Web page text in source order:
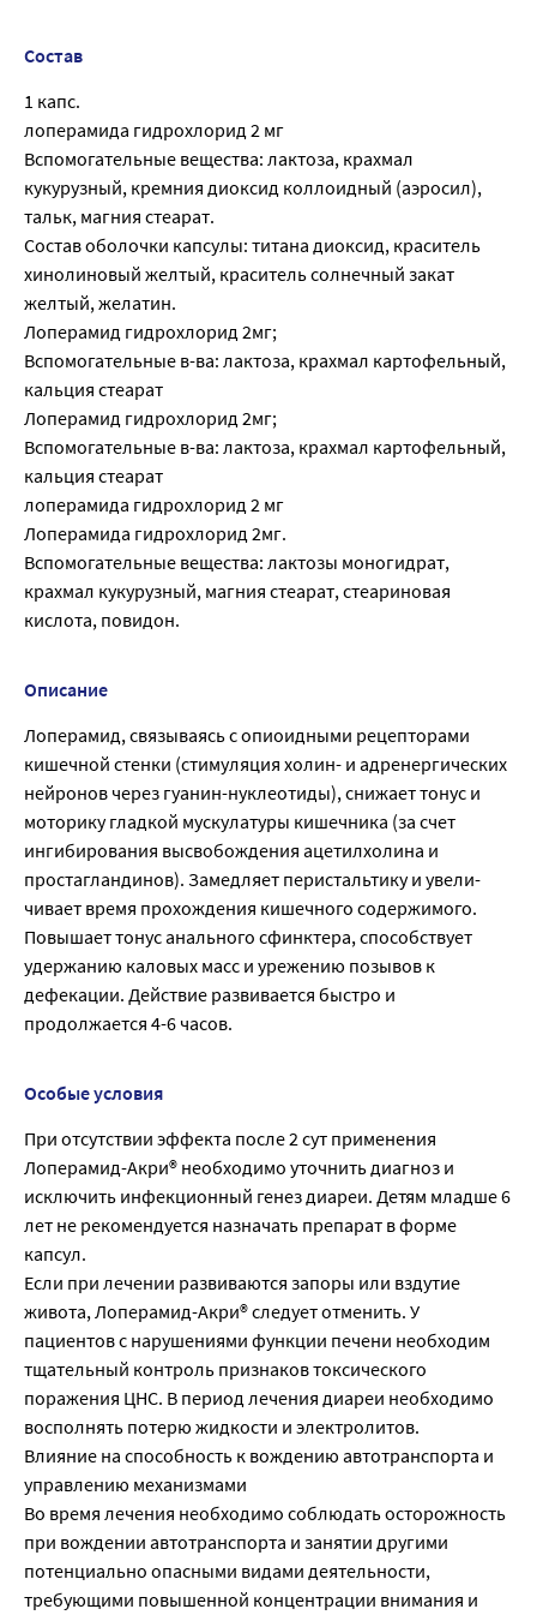
Состав
1 капс.
лоперамида гидрохлорид 2 мг
Вспомогательные вещества: лактоза, крахмал
кукурузный, кремния диоксид коллоидный (аэросил),
тальк, магния стеарат.
Состав оболочки капсулы: титана диоксид, краситель
хинолиновый желтый, краситель солнечный закат
желтый, желатин.
Лоперамид гидрохлорид 2мг;
Вспомогательные в-ва: лактоза, крахмал картофельный,
кальция стеарат
Лоперамид гидрохлорид 2мг;
Вспомогательные в-ва: лактоза, крахмал картофельный,
кальция стеарат
лоперамида гидрохлорид 2 мг
Лоперамида гидрохлорид 2мг.
Вспомогательные вещества: лактозы моногидрат,
крахмал кукурузный, магния стеарат, стеариновая
кислота, повидон.
Описание
Лоперамид, связываясь с опиоидными рецепторами
кишечной стенки (стимуляция холин- и адренергических
нейронов через гуанин-нуклеотиды), снижает тонус и
моторику гладкой мускулатуры кишечника (за счет
ингибирования высвобождения ацетилхолина и
простагландинов). Замедляет перистальтику и увели-
чивает время прохождения кишечного содержимого.
Повышает тонус анального сфинктера, способствует
удержанию каловых масс и урежению позывов к
дефекации. Действие развивается быстро и
продолжается 4-6 часов.
Особые условия
При отсутствии эффекта после 2 сут применения
Лоперамид-Акри® необходимо уточнить диагноз и
исключить инфекционный генез диареи. Детям младше 6
лет не рекомендуется назначать препарат в форме
капсул.
Если при лечении развиваются запоры или вздутие
живота, Лоперамид-Акри® следует отменить. У
пациентов с нарушениями функции печени необходим
тщательный контроль признаков токсического
поражения ЦНС. В период лечения диареи необходимо
восполнять потерю жидкости и электролитов.
Влияние на способность к вождению автотранспорта и
управлению механизмами
Во время лечения необходимо соблюдать осторожность
при вождении автотранспорта и занятии другими
потенциально опасными видами деятельности,
требующими повышенной концентрации внимания и